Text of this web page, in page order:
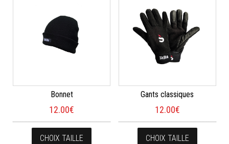
Bonnet
12.00€
CHOIX TAILLE
Ce produit a plusieurs variations. Les
Gants classiques
12.00€
CHOIX TAILLE
Ce